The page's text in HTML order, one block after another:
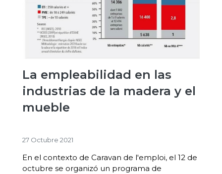
La empleabilidad en las
industrias de la madera y el
mueble
27 Octubre 2021
En el contexto de Caravan de l'emploi, el 12 de
octubre se organizó un programa de